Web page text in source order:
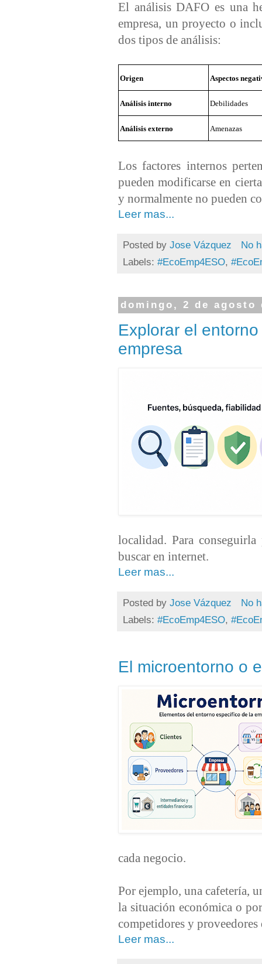
El análisis DAFO es una
empresa, un proyecto o
dos tipos de análisis:
Origen Aspectos
Análisis interno Debilidades
Análisis externo Amenazas
Los factores internos
pueden modificarse en
y normalmente no pueden
Leer mas...
Posted by Jose Vázquez
No
Labels: #EcoEmp4ESO,
domingo, 2 de agosto
Explorar el
empresa
localidad. Para
buscar en internet.
Leer mas...
Posted by Jose Vázquez
No
Labels: #EcoEmp4ESO,
El microentorno o
cada negocio.
Por ejemplo, una cafetería,
la situación económica o
competidores y proveedores
Leer mas...